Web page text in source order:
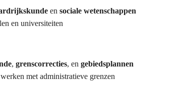
en sociale wetenschappen
en universiteiten
, grenscorrecties, en gebiedsplannen
met administratieve grenzen